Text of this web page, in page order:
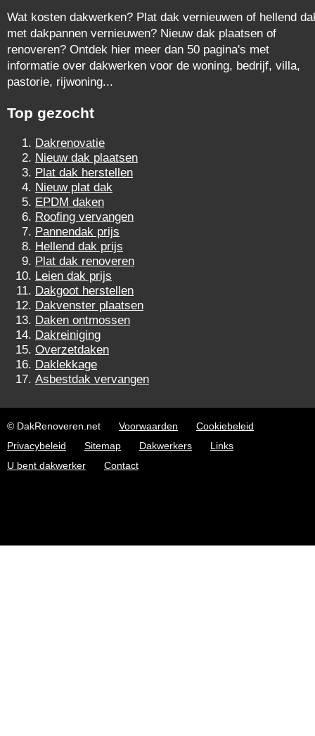
Wat kosten dakwerken? Plat dak vernieuwen of hellend
met dakpannen vernieuwen? Nieuw dak plaatsen of
renoveren? Ontdek hier meer dan 50 pagina's met
informatie over dakwerken voor de woning, bedrijf, villa,
pastorie, rijwoning...
Top gezocht
Dakrenovatie
Nieuw dak plaatsen
Plat dak herstellen
Nieuw plat dak
EPDM daken
Roofing vervangen
Pannendak prijs
Hellend dak prijs
Plat dak renoveren
Leien dak prijs
Dakgoot herstellen
Dakvenster plaatsen
Daken ontmossen
Dakreiniging
Overzetdaken
Daklekkage
Asbestdak vervangen
© DakRenoveren.net Voorwaarden
Cookiebeleid
Privacybeleid
Sitemap Dakwerkers
Links
U bent dakwerker
Contact